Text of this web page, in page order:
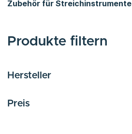
Zubehör für Streichinstrumente
Produkte filtern
Hersteller
Preis